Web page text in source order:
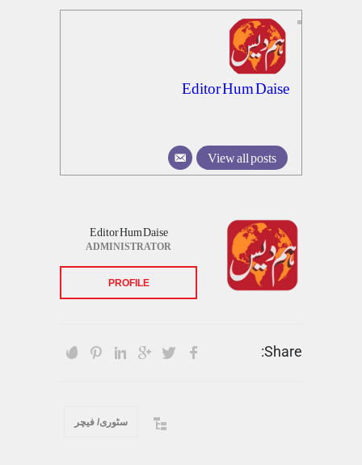
Editor Hum Daise
View all posts
Editor Hum Daise
ADMINISTRATOR
PROFILE
Share:
سٹوری/ فیچر